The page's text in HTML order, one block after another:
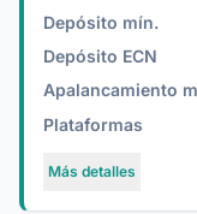
Depósito mín.
Depósito ECN
Apalancamiento
Plataformas
Más detalles